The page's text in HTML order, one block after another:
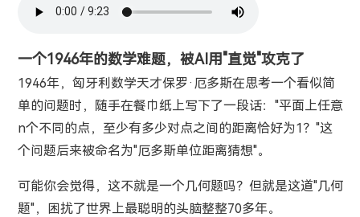
一个1946年的数学难题，被AI用"直觉"攻克了
1946年，匈牙利数学天才保罗·厄多斯在思考一个看似简
单的问题时，随手在餐巾纸上写下了一段话："平面上任意
n个不同的点，至少有多少对点之间的距离恰好为1？"这
个问题后来被命名为"厄多斯单位距离猜想"。
可能你会觉得，这不就是一个几何题吗？但就是这道"几何
题"，困扰了世界上最聪明的头脑整整70多年。